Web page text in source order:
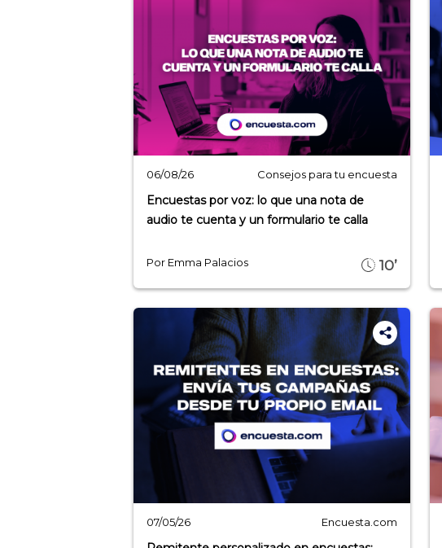
06/08/26 Consejos para tu encuesta
Encuestas por voz: lo que una nota de
audio te cuenta y un formulario te calla
Por Emma Palacios 10’
07/05/26 Encuesta.com